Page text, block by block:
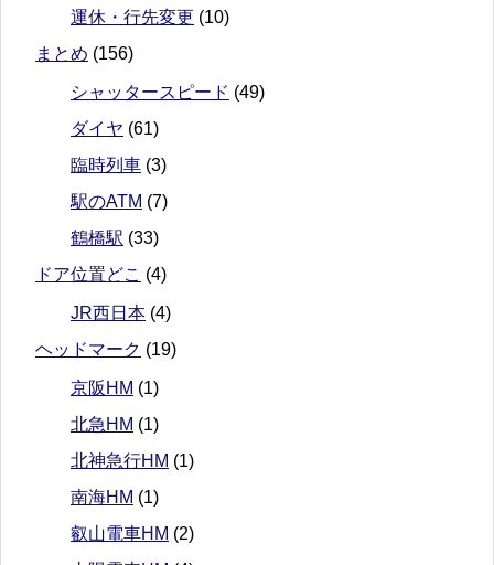
運休・行先変更 (10)
まとめ (156)
シャッタースピード (49)
ダイヤ (61)
臨時列車 (3)
駅のATM (7)
鶴橋駅 (33)
ドア位置どこ (4)
JR西日本 (4)
ヘッドマーク (19)
京阪HM (1)
北急HM (1)
北神急行HM (1)
南海HM (1)
叡山電車HM (2)